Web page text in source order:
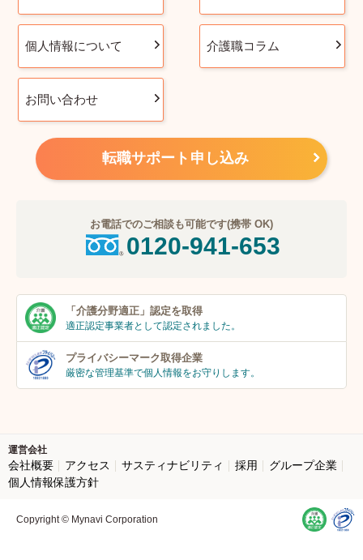
個人情報について 介護職コラム
お問い合わせ
転職サポート申し込み
お電話でのご相談も可能です(携帯 OK)
0120-941-653
「介護分野適正」 認定を取得
適正認定事業者として認定されました。
プライバシーマーク取得企業
厳密な管理基準で個人情報をお守りします。
運営会社
会社概要 アクセス サスティナビリティ 採用
グループ企業
個人情報保護方針
Copyright © Mynavi Corporation